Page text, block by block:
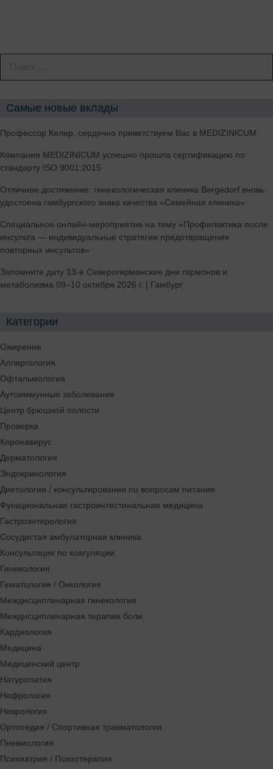
Самые новые вклады
Профессор Келер, сердечно приветствуем Вас в MEDIZINICUM.
Компания MEDIZINICUM успешно прошла сертификацию по
стандарту ISO 9001:2015
Отличное достижение: гинекологическая клиника Bergedorf вновь
удостоена гамбургского знака качества «Семейная клиника»
Специальное онлайн-мероприятие на тему «Профилактика после
инсульта — индивидуальные стратегии предотвращения
повторных инсультов»
Запомните дату 13-е Северогерманские дни гормонов и
метаболизма 09–10 октября 2026 г. | Гамбург
Категории
Ожирение
Аллергология
Офтальмология
Аутоиммунные заболевания
Центр брюшной полости
Проверка
Коронавирус
Дерматология
Эндокринология
Диетология / консультирование по вопросам питания
Функциональная гастроинтестинальная медицина
Гастроэнтерология
Сосудистая амбулаторная клиника
Консультация по коагуляции
Гинекология
Гематология / Онкология
Междисциплинарная гинекология
Междисциплинарная терапия боли
Кардиология
Медицина
Медицинский центр
Натуропатия
Нефрология
Неврология
Ортопедия / Спортивная травматология
Пневмология
Психиатрия / Психотерапия